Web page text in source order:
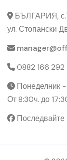
БЪЛГАРИЯ,
ул. Стопански
0882 166
Понеделник
От 8:30ч. до